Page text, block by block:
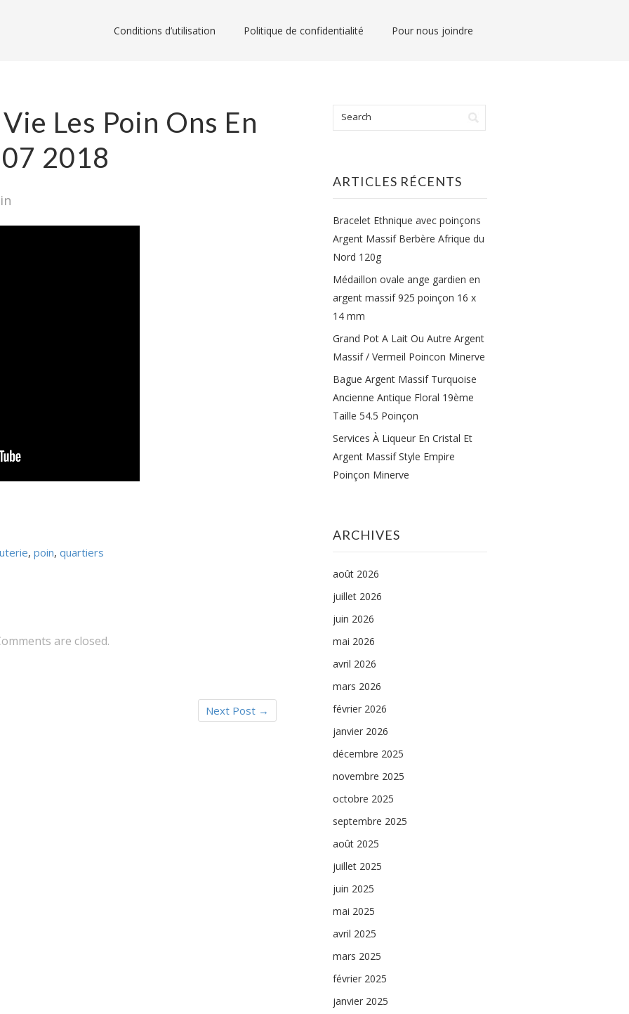
Conditions d’utilisation Politique de confidentialité Pour nous joindre
Les Poin Ons En
2018
, poin, quartiers
are closed.
Next Post →
ARTICLES RÉCENTS
Bracelet Ethnique avec poinçons
Argent Massif Berbère Afrique du
Nord 120g
Médaillon ovale ange gardien en
argent massif 925 poinçon 16 x
14 mm
Grand Pot A Lait Ou Autre Argent
Massif / Vermeil Poincon Minerve
Bague Argent Massif Turquoise
Ancienne Antique Floral 19ème
Taille 54.5 Poinçon
Services À Liqueur En Cristal Et
Argent Massif Style Empire
Poinçon Minerve
ARCHIVES
août 2026
juillet 2026
juin 2026
mai 2026
avril 2026
mars 2026
février 2026
janvier 2026
décembre 2025
novembre 2025
octobre 2025
septembre 2025
août 2025
juillet 2025
juin 2025
mai 2025
avril 2025
mars 2025
février 2025
janvier 2025